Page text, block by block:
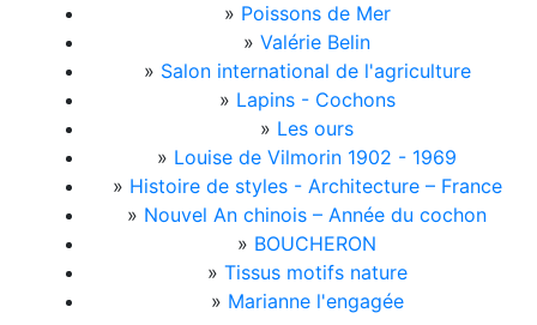
» Poissons de Mer
» Valérie Belin
» Salon international de l'agriculture
» Lapins - Cochons
» Les ours
» Louise de Vilmorin 1902 - 1969
» Histoire de styles - Architecture – France
» Nouvel An chinois – Année du cochon
» BOUCHERON
» Tissus motifs nature
» Marianne l'engagée